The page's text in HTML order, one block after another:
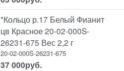
*Кольцо р.17 Белый Фианит
цв Красное 20-02-000S-
26231-675 Вес 2,2 г
20-02-000S-26231-675
37 000руб.